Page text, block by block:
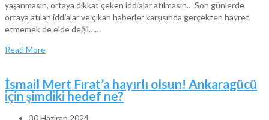
yaşanmasın, ortaya dikkat çeken iddialar atılmasın… Son günlerde
ortaya atılan iddialar ve çıkan haberler karşısında gerçekten hayret
etmemek de elde değil……
Read More
İsmail Mert Fırat’a hayırlı olsun! Ankaragücü
için şimdiki hedef ne?